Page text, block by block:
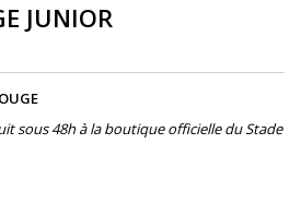
JUNIOR
sous 48h à la boutique officielle du Stade